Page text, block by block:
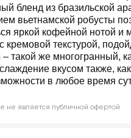
бленд из бразильской
вьетнамской робусты
яркой кофейной нотой и
кремовой текстурой,
такой же многогранный,
вкусом также,
в любое время
не является публичной офертой